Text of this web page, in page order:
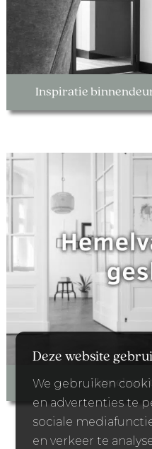
Inspiratie
Deze website
We gebruiken
en advertenties te
sociale
en verkeer te